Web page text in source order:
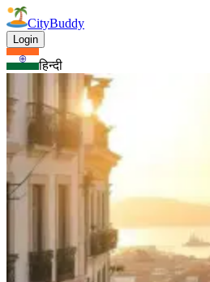
CityBuddy
Login
हिन्दी